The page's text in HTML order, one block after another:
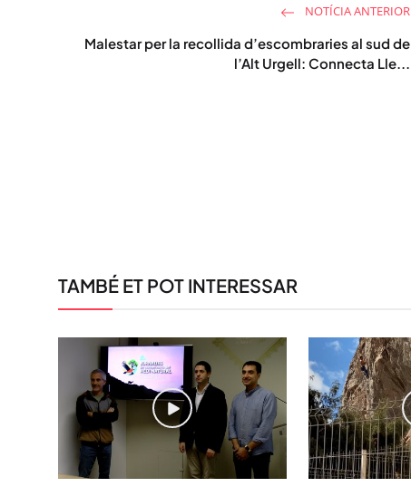
NOTÍCIA ANTERIOR
Malestar per la recollida d’escombraries al sud de
l’Alt Urgell: Connecta Lle...
TAMBÉ ET POT INTERESSAR